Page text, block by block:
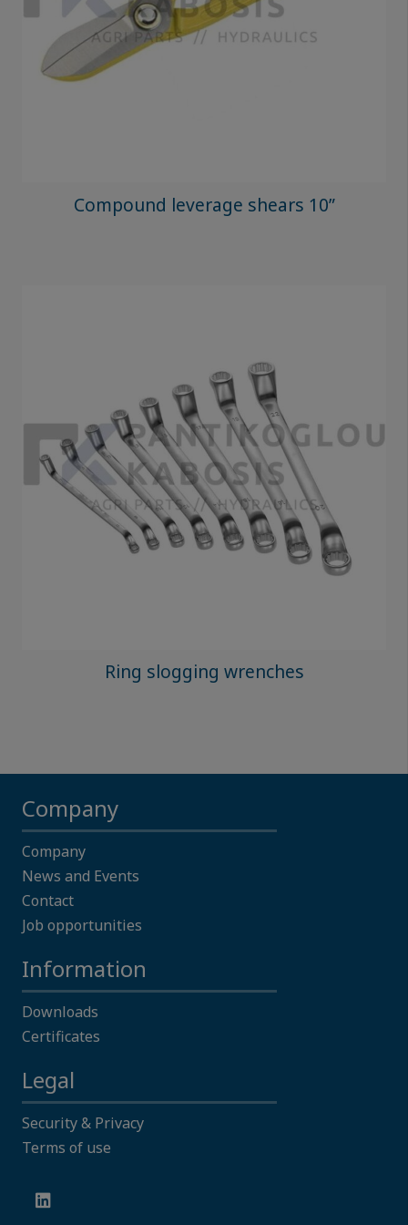
Compound leverage shears 10”
Ring slogging wrenches
Company
Company
News and Events
Contact
Job opportunities
Information
Downloads
Certificates
Legal
Security & Privacy
Terms of use